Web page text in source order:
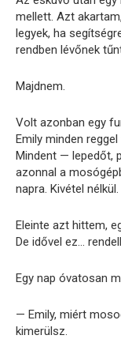
mellett. Azt
legyek, ha
rendben lévőnek
Majdnem.
Volt azonban egy
Emily minden
Mindent — lepedőt,
azonnal a
napra. Kivétel nélkül.
Eleinte azt hittem,
De idővel ez…
Egy nap óvatosan
— Emily, miért
kimerülsz.